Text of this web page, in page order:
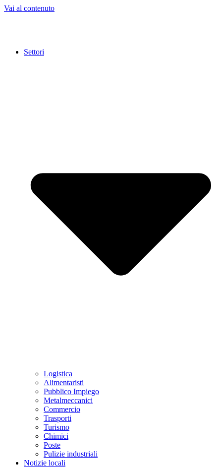
Vai al contenuto
Settori
Logistica
Alimentaristi
Pubblico Impiego
Metalmeccanici
Commercio
Trasporti
Turismo
Chimici
Poste
Pulizie industriali
Notizie locali